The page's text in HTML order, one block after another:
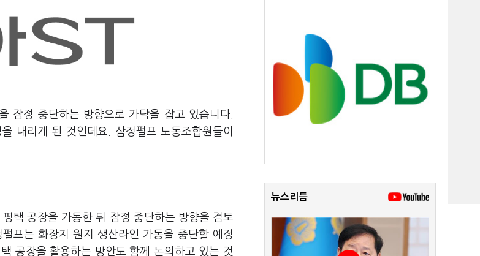
잠정 중단하는 방향으로 가닥을 잡고 있습니다.
내리게 된 것인데요. 삼정펄프 노동조합원들이
택 공장을 가동한 뒤 잠정 중단하는 방향을 검토
프는 화장지 원지 생산라인 가동을 중단할 예정
공장을 활용하는 방안도 함께 논의하고 있는 것
뉴스리듬